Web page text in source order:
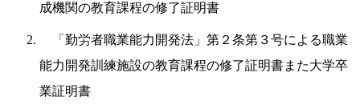
成機関の教育課程の修了証明書
「勤労者職業能力開発法」第２条第３号による職業
能力開発訓練施設の教育課程の修了証明書また大学卒
業証明書